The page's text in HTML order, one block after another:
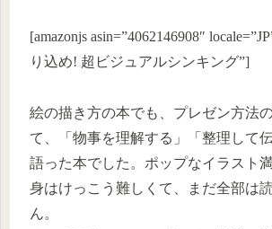
[amazonjs asin=”4062146908″
り込め! 超ビジュアルシンキング”]
絵の描き方の本でも、プレゼン方法
て、「物事を理解する」「整理して
語った本でした。ポップなイラスト
身はけっこう難しくて、まだ全部は
ん。